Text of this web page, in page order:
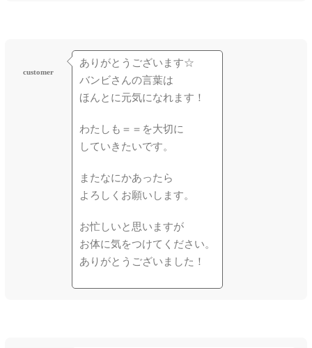
customer
ありがとうございます☆
バンビさんの言葉は
ほんとに元気になれます！
わたしも＝＝を大切に
していきたいです。
またなにかあったら
よろしくお願いします。
お忙しいと思いますが
お体に気をつけてください。
ありがとうございました！